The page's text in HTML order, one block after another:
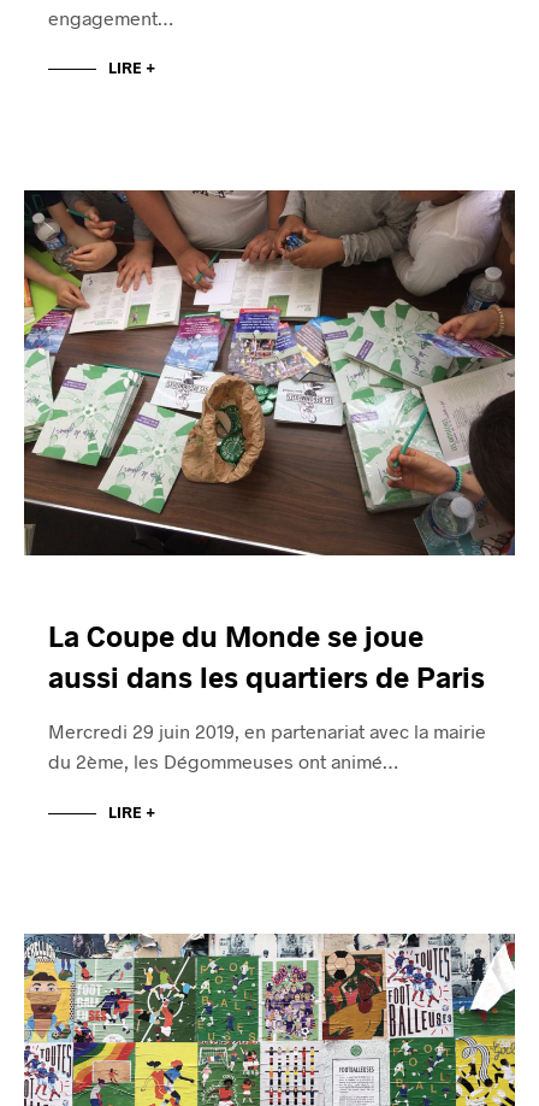
engagement…
LIRE +
La Coupe du Monde se joue
aussi dans les quartiers de Paris
Mercredi 29 juin 2019, en partenariat avec la mairie
du 2ème, les Dégommeuses ont animé…
LIRE +